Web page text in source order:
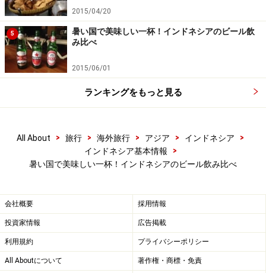
後味が特徴的なアンカービール
アンカービールも有名なビールの一つです。こちらを生
産しているPT Delta Djakartは1932年に創業し、オラン
ダ、そして一時期は日本の運営指揮下に置かれた時代も
す。ビンタンビールとは違い、麦芽のインパクトが強
く、コクが後味に残るところが特徴です。
シチュエーションによって味わいは様々!?
味わいには特徴があるのですが、気温やビン・缶・グラ
スなど飲み方によっても味わいは驚くほど変わります。
2015/04/20
5
暑い国で美味しい一杯！インドネシアのビール飲
み比べ
2015/06/01
ランキングをもっと見る
All About > 旅行 > 海外旅行 > アジア > インドネシア
>
インドネシア基本情報
>
暑い国で美味しい一杯！インドネシアのビール飲み比べ
会社概要 採用情報
投資家情報 広告掲載
利用規約 プライバシーポリシー
All Aboutについて 著作権・商標・免責